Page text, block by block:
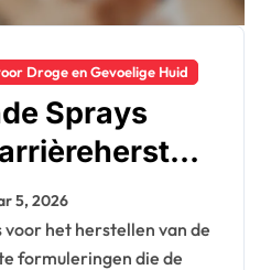
Droge en Gevoelige Huid
Sprays
5, 2026
formuleringen die de